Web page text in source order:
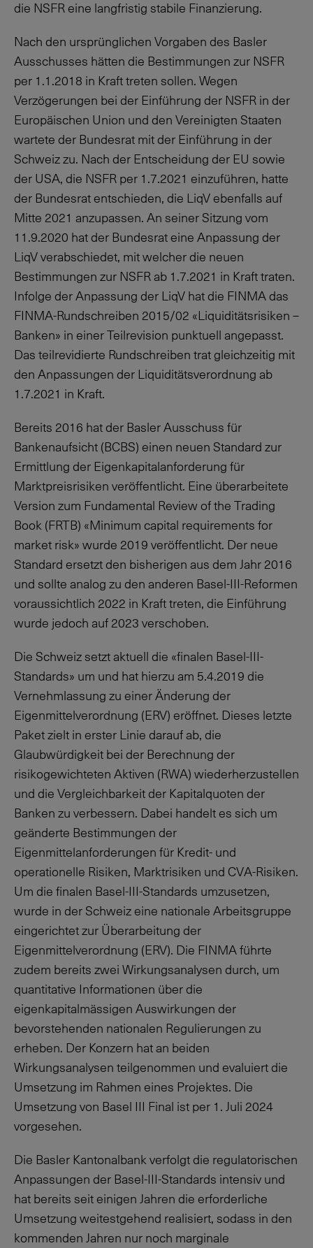
die NSFR eine langfristig stabile Finanzierung.
Nach den ursprünglichen Vorgaben des Basler
Ausschusses hätten die Bestimmungen zur NSFR
per 1.1.2018 in Kraft treten sollen. Wegen
Verzögerungen bei der Einführung der NSFR in der
Europäischen Union und den Vereinigten Staaten
wartete der Bundesrat mit der Einführung in der
Schweiz zu. Nach der Entscheidung der EU sowie
der USA, die NSFR per 1.7.2021 einzuführen, hatte
der Bundesrat entschieden, die LiqV ebenfalls auf
Mitte 2021 anzupassen. An seiner Sitzung vom
11.9.2020 hat der Bundesrat eine Anpassung der
LiqV verabschiedet, mit welcher die neuen
Bestimmungen zur NSFR ab 1.7.2021 in Kraft traten.
Infolge der Anpassung der LiqV hat die FINMA das
FINMA-Rundschreiben 2015/02 «Liquiditätsrisiken –
Banken» in einer Teilrevision punktuell angepasst.
Das teilrevidierte Rundschreiben trat gleichzeitig mit
den Anpassungen der Liquiditätsverordnung ab
1.7.2021 in Kraft.
Bereits 2016 hat der Basler Ausschuss für
Bankenaufsicht (BCBS) einen neuen Standard zur
Ermittlung der Eigenkapitalanforderung für
Marktpreisrisiken veröffentlicht. Eine überarbeitete
Version zum Fundamental Review of the Trading
Book (FRTB) «Minimum capital requirements for
market risk» wurde 2019 veröffentlicht. Der neue
Standard ersetzt den bisherigen aus dem Jahr 2016
und sollte analog zu den anderen Basel-III-Reformen
voraussichtlich 2022 in Kraft treten, die Einführung
wurde jedoch auf 2023 verschoben.
Die Schweiz setzt aktuell die «finalen Basel-III-
Standards» um und hat hierzu am 5.4.2019 die
Vernehmlassung zu einer Änderung der
Eigenmittelverordnung (ERV) eröffnet. Dieses letzte
Paket zielt in erster Linie darauf ab, die
Glaubwürdigkeit bei der Berechnung der
risikogewichteten Aktiven (RWA) wiederherzustellen
und die Vergleichbarkeit der Kapitalquoten der
Banken zu verbessern. Dabei handelt es sich um
geänderte Bestimmungen der
Eigenmittelanforderungen für Kredit- und
operationelle Risiken, Marktrisiken und CVA-Risiken.
Um die finalen Basel-III-Standards umzusetzen,
wurde in der Schweiz eine nationale Arbeitsgruppe
eingerichtet zur Überarbeitung der
Eigenmittelverordnung (ERV). Die FINMA führte
zudem bereits zwei Wirkungsanalysen durch, um
quantitative Informationen über die
eigenkapitalmässigen Auswirkungen der
bevorstehenden nationalen Regulierungen zu
erheben. Der Konzern hat an beiden
Wirkungsanalysen teilgenommen und evaluiert die
Umsetzung im Rahmen eines Projektes. Die
Umsetzung von Basel III Final ist per 1. Juli 2024
vorgesehen.
Die Basler Kantonalbank verfolgt die regulatorischen
Anpassungen der Basel-III-Standards intensiv und
hat bereits seit einigen Jahren die erforderliche
Umsetzung weitestgehend realisiert, sodass in den
kommenden Jahren nur noch marginale